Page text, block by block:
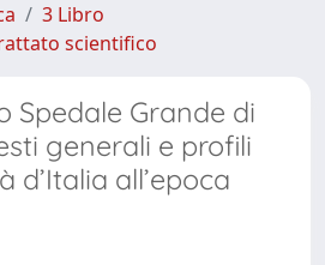
3 Libro
scientifico
Spedale Grande di
generali e profili
d’Italia all’epoca